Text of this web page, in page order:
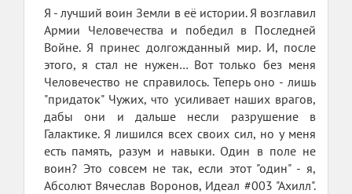
Я - лучший воин Земли в её истории. Я возглавил
Армии Человечества и победил в Последней
Войне. Я принес долгожданный мир. И, после
этого, я стал не нужен… Вот только без меня
Человечество не справилось. Теперь оно - лишь
"придаток" Чужих, что усиливает наших врагов,
дабы они и дальше несли разрушение в
Галактике. Я лишился всех своих сил, но у меня
есть память, разум и навыки. Один в поле не
воин? Это совсем не так, если этот "один" - я,
Абсолют Вячеслав Воронов, Идеал #003 "Ахилл".